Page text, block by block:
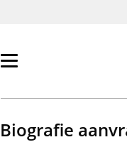
Primair
tonen/verbergen
Biografie